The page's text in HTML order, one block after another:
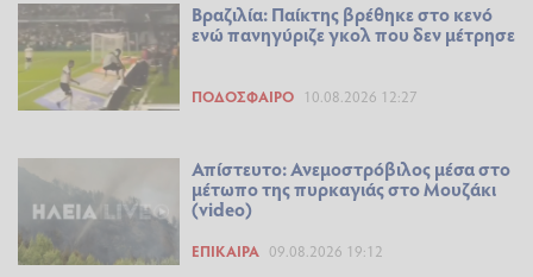
Βραζιλία: Παίκτης βρέθηκε στο κενό
ενώ πανηγύριζε γκολ που δεν μέτρησε
ΠΟΔΌΣΦΑΙΡΟ 10.08.2026 12:27
Απίστευτο: Ανεμοστρόβιλος μέσα στο
μέτωπο της πυρκαγιάς στο Μουζάκι
(video)
ΕΠΊΚΑΙΡΑ 09.08.2026 19:12